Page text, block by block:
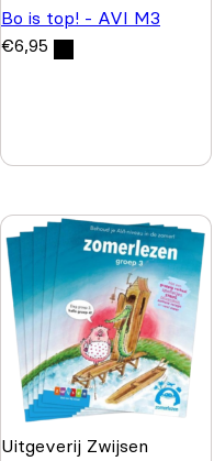
Bo is top! - AVI M3
€6,95
Uitgeverij Zwijsen